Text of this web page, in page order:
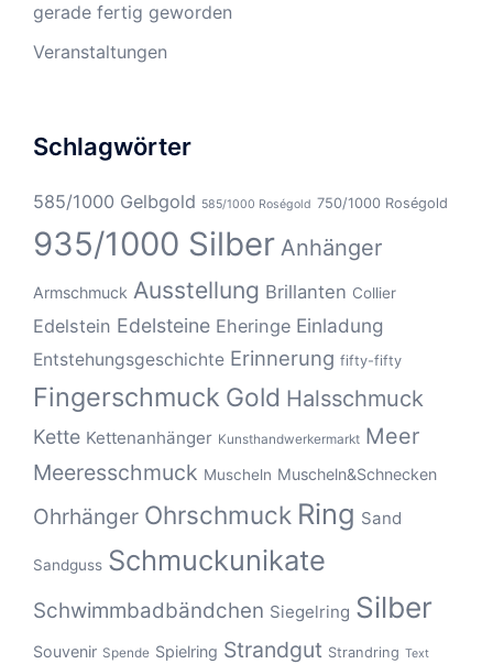
gerade fertig geworden
Veranstaltungen
Schlagwörter
585/1000 Gelbgold 585/1000 Roségold 750/1000 Roségold
935/1000 Silber Anhänger
Armschmuck Ausstellung Brillanten Collier
Edelstein Edelsteine Eheringe Einladung
Entstehungsgeschichte Erinnerung fifty-fifty
Fingerschmuck Gold Halsschmuck
Kette Kettenanhänger Kunsthandwerkermarkt Meer
Meeresschmuck Muscheln Muscheln&Schnecken
Ohrhänger Ohrschmuck Ring Sand
Sandguss Schmuckunikate
Schwimmbadbändchen Siegelring Silber
Souvenir Spende Spielring Strandgut Strandring Text